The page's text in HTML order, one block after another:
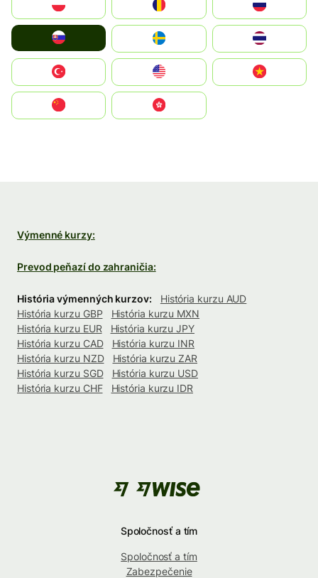
United States
中國香港特別行政區
Výmenné kurzy:
Prevod peňazí do zahraničia:
História výmenných kurzov:
História kurzu AUD
História kurzu GBP
História kurzu MXN
História kurzu EUR
História kurzu JPY
História kurzu CAD
História kurzu INR
História kurzu NZD
História kurzu ZAR
História kurzu SGD
História kurzu USD
História kurzu CHF
História kurzu IDR
Spoločnosť a tím
Spoločnosť a tím
Zabezpečenie